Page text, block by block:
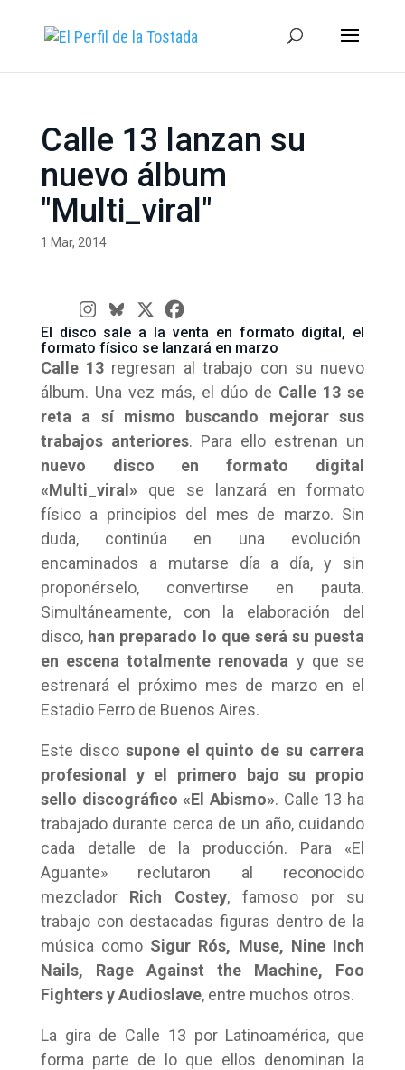
Calle 13 lanzan su
nuevo álbum
"Multi_viral"
1 Mar, 2014
El disco sale a la venta en formato digital, el
formato físico se lanzará en marzo
Calle 13 regresan al trabajo con su nuevo
álbum. Una vez más, el dúo de Calle 13 se
reta a sí mismo buscando mejorar sus
trabajos anteriores. Para ello estrenan un
nuevo disco en formato digital
«Multi_viral»que se lanzará en formato
físico a principios del mes de marzo. Sin
duda, continúa en una evolución
encaminados a mutarse día a día, y sin
proponérselo, convertirse en pauta.
Simultáneamente, con la elaboración del
disco, han preparado lo que será su puesta
en escena totalmente renovada y que se
estrenará el próximo mes de marzo en el
Estadio Ferro de Buenos Aires.
Este disco supone el quinto de su carrera
profesional y el primero bajo su propio
sello discográfico «El Abismo». Calle 13 ha
trabajado durante cerca de un año, cuidando
cada detalle de la producción. Para «El
Aguante» reclutaron al reconocido
mezclador Rich Costey, famoso por su
trabajo con destacadas figuras dentro de la
música como Sigur Rós, Muse, Nine Inch
Nails, Rage Against the Machine, Foo
Fighters y Audioslave, entre muchos otros.
La gira de Calle 13 por Latinoamérica, que
forma parte de lo que ellos denominan la